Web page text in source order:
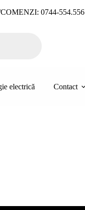
0744-554.556
electrică Contact